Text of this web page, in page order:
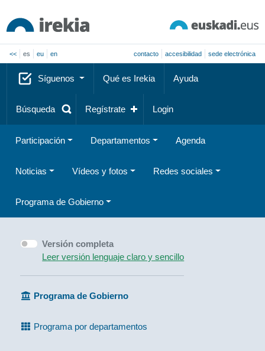
<< es eu en contacto accesibilidad sede electrónica
Síguenos Qué es Irekia Ayuda
Búsqueda Regístrate Login
Participación Departamentos Agenda
Noticias Vídeos y fotos Redes sociales
Programa de Gobierno
Versión completa
Leer versión lenguaje claro y sencillo
Programa de Gobierno
Programa por departamentos